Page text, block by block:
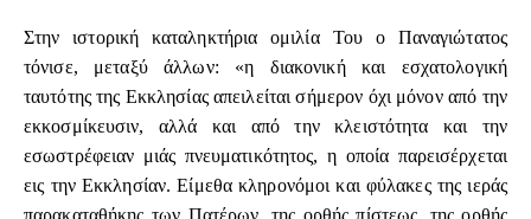
Στην ιστορική καταληκτήρια ομιλία Του ο Παναγιώτατος
τόνισε, μεταξύ άλλων: «η διακονική και εσχατολογική
ταυτότης της Εκκλησίας απειλείται σήμερον όχι μόνον από την
εκκοσμίκευσιν, αλλά και από την κλειστότητα και την
εσωστρέφειαν μιάς πνευματικότητος, η οποία παρεισέρχεται
εις την Εκκλησίαν. Είμεθα κληρονόμοι και φύλακες της ιεράς
παρακαταθήκης των Πατέρων, της ορθής πίστεως, της ορθής